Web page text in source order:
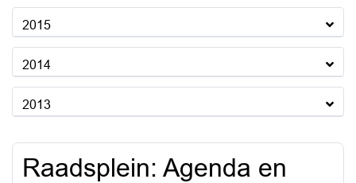
2015
2014
2013
Raadsplein: Agenda en